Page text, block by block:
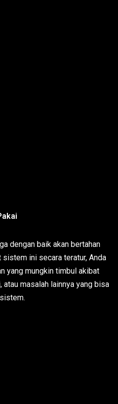
dengan baik akan bertahan
sistem ini secara teratur, Anda
yang mungkin timbul akibat
masalah lainnya yang bisa